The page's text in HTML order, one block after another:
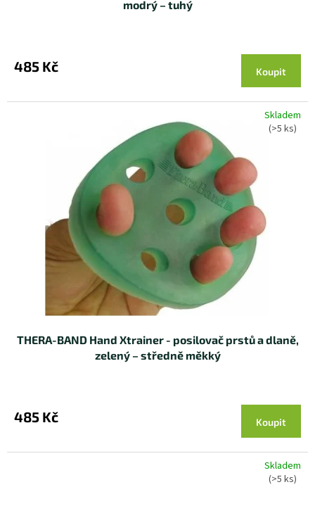
modrý – tuhý
485 Kč Koupit
Skladem
(>5 ks)
THERA-BAND Hand Xtrainer - posilovač prstů a dlaně,
zelený – středně měkký
485 Kč Koupit
Skladem
(>5 ks)